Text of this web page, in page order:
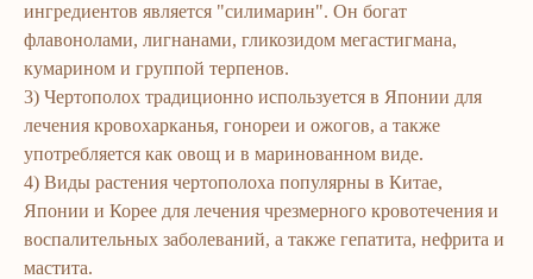
ингредиентов является "силимарин". Он богат
флавонолами, лигнанами, гликозидом мегастигмана,
кумарином и группой терпенов.
3) Чертополох традиционно используется в Японии для
лечения кровохарканья, гонореи и ожогов, а также
употребляется как овощ и в маринованном виде.
4) Виды растения чертополоха популярны в Китае,
Японии и Корее для лечения чрезмерного кровотечения и
воспалительных заболеваний, а также гепатита, нефрита и
мастита.